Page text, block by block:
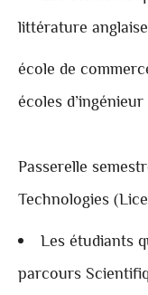
littérature
école de
écoles
Passerelle
Technologies
Les étudiants
parcours